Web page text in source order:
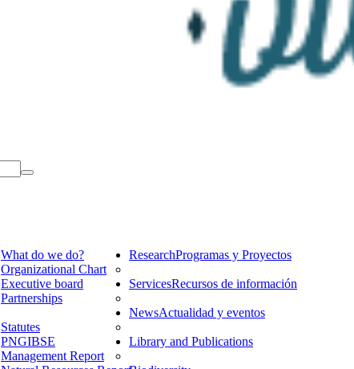
What do we do?
Organizational Chart
Executive board
Partnerships
Statutes
PNGIBSE
Management Report
ResearchProgramas y Proyectos
ServicesRecursos de información
NewsActualidad y eventos
Library and Publications